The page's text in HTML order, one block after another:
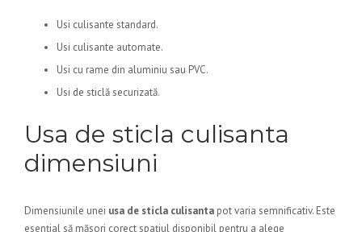
Usi culisante standard.
Usi culisante automate.
Usi cu rame din aluminiu sau PVC.
Usi de sticlă securizată.
Usa de sticla culisanta
dimensiuni
Dimensiunile unei usa de sticla culisanta pot varia semnificativ. Este
esențial să măsori corect spațiul disponibil pentru a alege